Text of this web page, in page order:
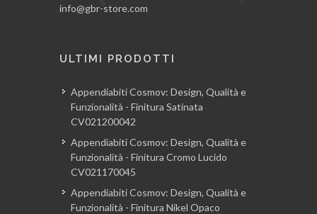
info@gbr-store.com
ULTIMI PRODOTTI
Appendiabiti Cosmov: Design, Qualità e
Funzionalità - Finitura Satinata
CV021200042
Appendiabiti Cosmov: Design, Qualità e
Funzionalità - Finitura Cromo Lucido
CV021170045
Appendiabiti Cosmov: Design, Qualità e
Funzionalità - Finitura Nikel Opaco